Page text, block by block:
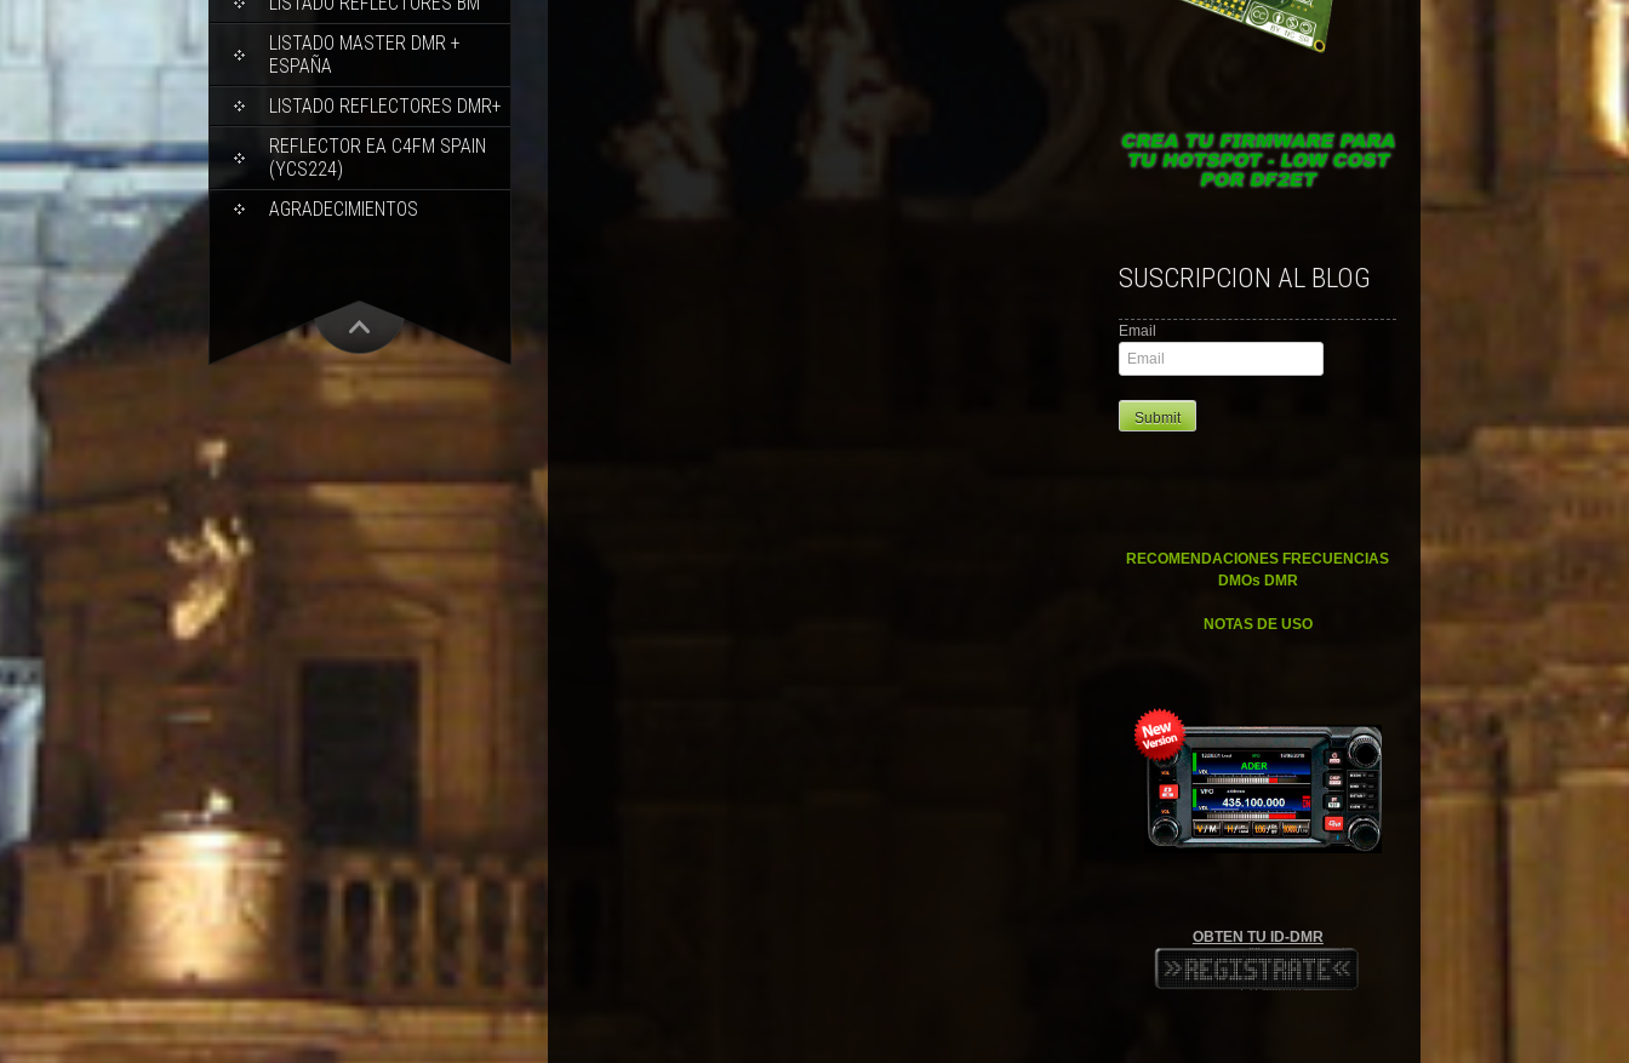
LISTADO MASTER DMR +
ESPAÑA
LISTADO REFLECTORES DMR+
REFLECTOR EA C4FM SPAIN
(YCS224)
AGRADECIMIENTOS
SUSCRIPCION AL BLOG
Email
RECOMENDACIONES FRECUENCIAS
DMOs DMR
NOTAS DE USO
OBTEN TU ID-DMR